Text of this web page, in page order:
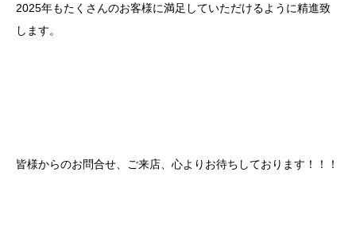
2025年もたくさんのお客様に満足していただけるように精進致
します。
皆様からのお問合せ、ご来店、心よりお待ちしております！！！